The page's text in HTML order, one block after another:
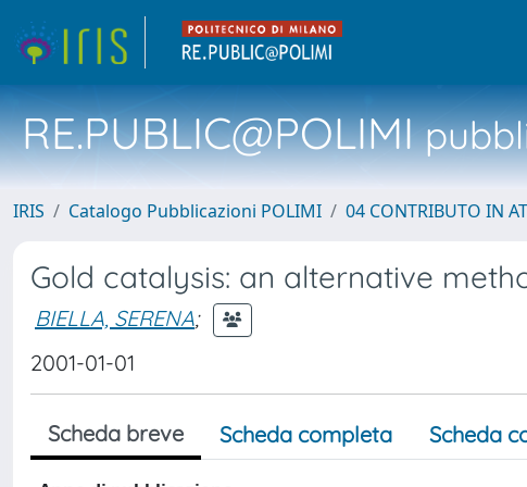
RE.PUBLIC@POLIMI
IRIS Catalogo Pubblicazioni POLIMI 04 CONTRIBUTO IN
Gold catalysis: an alternative
BIELLA, SERENA;
2001-01-01
Scheda breve Scheda completa Scheda